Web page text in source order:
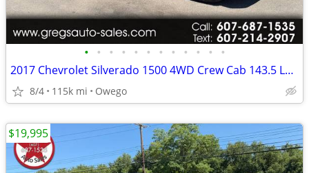
• • • • • • • • • • • •
2017 Chevrolet Silverado 1500 4WD Crew Cab 143.5 LT w/1LT
8/4 115k mi Owego
$19,995